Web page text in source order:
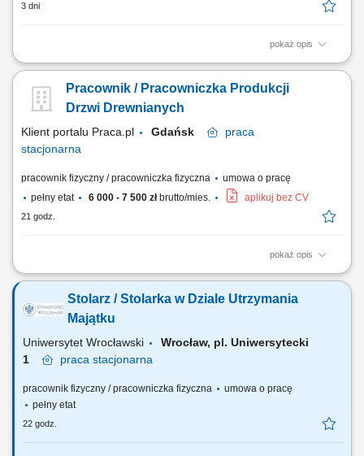
3 dni
pokaż opis
Twoje zadania: Produkcja i montaż wyposażenia dla sklepów oraz
po końcowy montaż; Wykonywanie elementów stolarskich zgodnie z
rysunkiem technicznym; Obsługa nowoczesnych urządzeń i maszyn do
Pracownik / Pracowniczka Produkcji
Drzwi Drewnianych
Klient portalu Praca.pl Gdańsk
praca
stacjonarna
pracownik fizyczny / pracowniczka fizyczna
umowa o pracę
pełny etat
6 000 - 7 500 złbrutto/mies. aplikuj bez CV
21 godz.
pokaż opis
Produkcja elementów drewnianych wykorzystywanych do wykonania
drewna. Obsługa maszyn produkcyjnych i narzędzi stolarskich. Kontrola
jakości oraz pakowanie gotowych produktów. Dbanie o porządek i
Stolarz / Stolarka w Dziale Utrzymania
Majątku
Uniwersytet Wrocławski
Wrocław, pl. Uniwersytecki
1
praca stacjonarna
pracownik fizyczny / pracowniczka fizyczna
umowa o pracę
pełny etat
22 godz.